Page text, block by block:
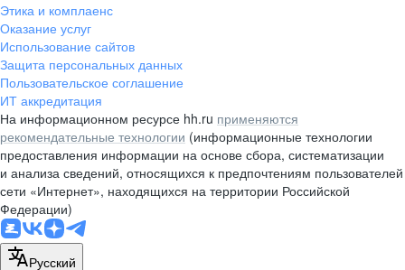
Этика и комплаенс
Оказание услуг
Использование сайтов
Защита персональных данных
Пользовательское соглашение
ИТ аккредитация
На информационном ресурсе hh.ru применяются
рекомендательные технологии (информационные технологии
предоставления информации на основе сбора, систематизации
и анализа сведений, относящихся к предпочтениям пользователей
сети «Интернет», находящихся на территории Российской
Федерации)
Русский